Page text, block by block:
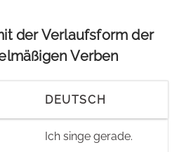
der Verlaufsform der
Verben
DEUTSCH
Ich singe gerade.